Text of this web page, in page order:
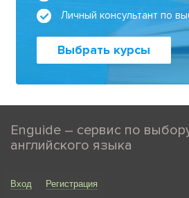
Личный консультант по
Выбрать курсы
Enguide – сервис по
английского языка
Вход Регистрация